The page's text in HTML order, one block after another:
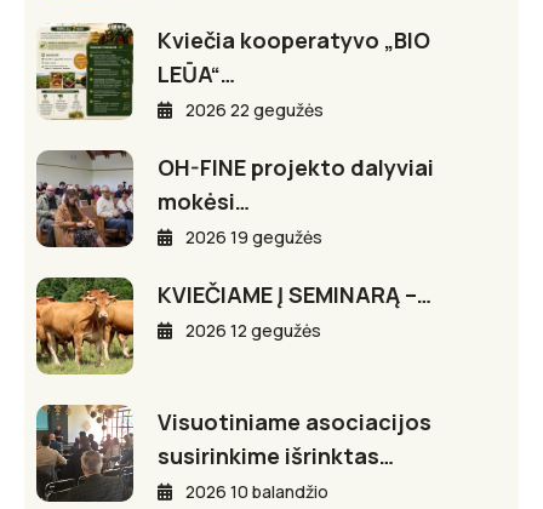
Kviečia kooperatyvo „BIO
LEŪA“…
2026 22 gegužės
OH-FINE projekto dalyviai
mokėsi…
2026 19 gegužės
KVIEČIAME Į SEMINARĄ –…
2026 12 gegužės
Visuotiniame asociacijos
susirinkime išrinktas…
2026 10 balandžio